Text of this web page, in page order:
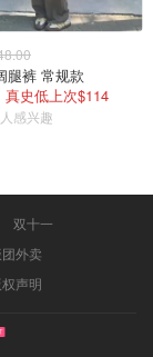
质细腻，双色设
的一盒眉粉！
腿裤 常规款
史低上次$114
感兴趣
双十一
外卖
声明